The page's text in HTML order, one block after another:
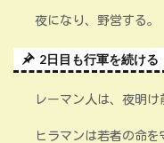
夜になり、野営する。
2日目も行軍を続ける
レーマン人は、夜明け
ヒラマンは若者の命を